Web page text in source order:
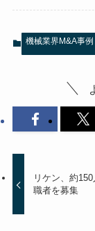
機械業界M&A事例
リケン、約
職者を募集